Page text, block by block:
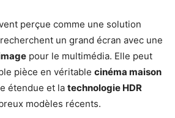
perçue comme une solution
un grand écran avec une
pour le multimédia. Elle peut
pièce en véritable cinéma maison
étendue et la technologie HDR
modèles récents.